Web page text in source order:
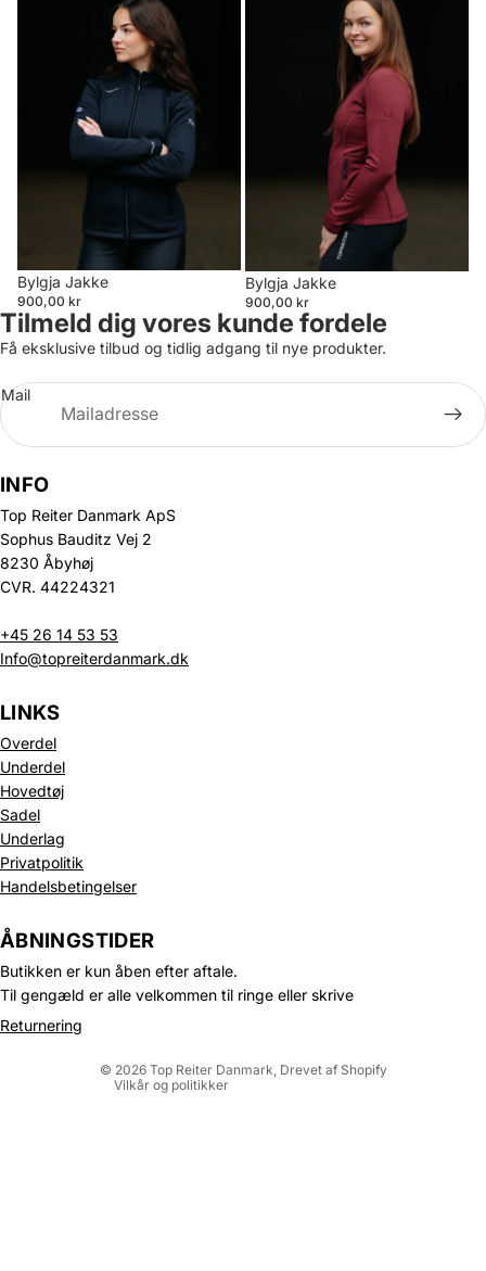
Bylgja Jakke
900,00 kr
Bylgja Jakke
900,00 kr
Tilmeld dig vores kunde fordele
Få eksklusive tilbud og tidlig adgang til nye produkter.
Mail
INFO
Top Reiter Danmark ApS
Sophus Bauditz Vej 2
8230 Åbyhøj
CVR. 44224321
+45 26 14 53 53
Info@topreiterdanmark.dk
LINKS
Overdel
Underdel
Hovedtøj
Sadel
Underlag
Privatpolitik
Handelsbetingelser
ÅBNINGSTIDER
Butikken er kun åben efter aftale.
Til gengæld er alle velkommen til ringe eller skrive
Returnering
© 2026 Top Reiter Danmark , Drevet af Shopify
Vilkår og politikker
Politik om beskyttelse af persondata
Refusionspolitik
Leveringspolitik